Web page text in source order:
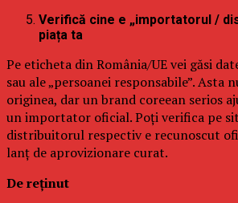
Verifică cine e „importatorul /
piața ta
Pe eticheta din România/UE vei găsi
sau ale „persoanei responsabile”. Asta
originea, dar un brand coreean serios
un importator oficial. Poți verifica pe
distribuitorul respectiv e recunoscut
lanț de aprovizionare curat.
De reținut